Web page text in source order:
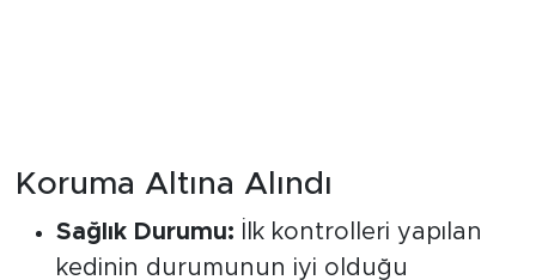
Koruma Altına Alındı
Sağlık Durumu: İlk kontrolleri yapılan
kedinin durumunun iyi olduğu